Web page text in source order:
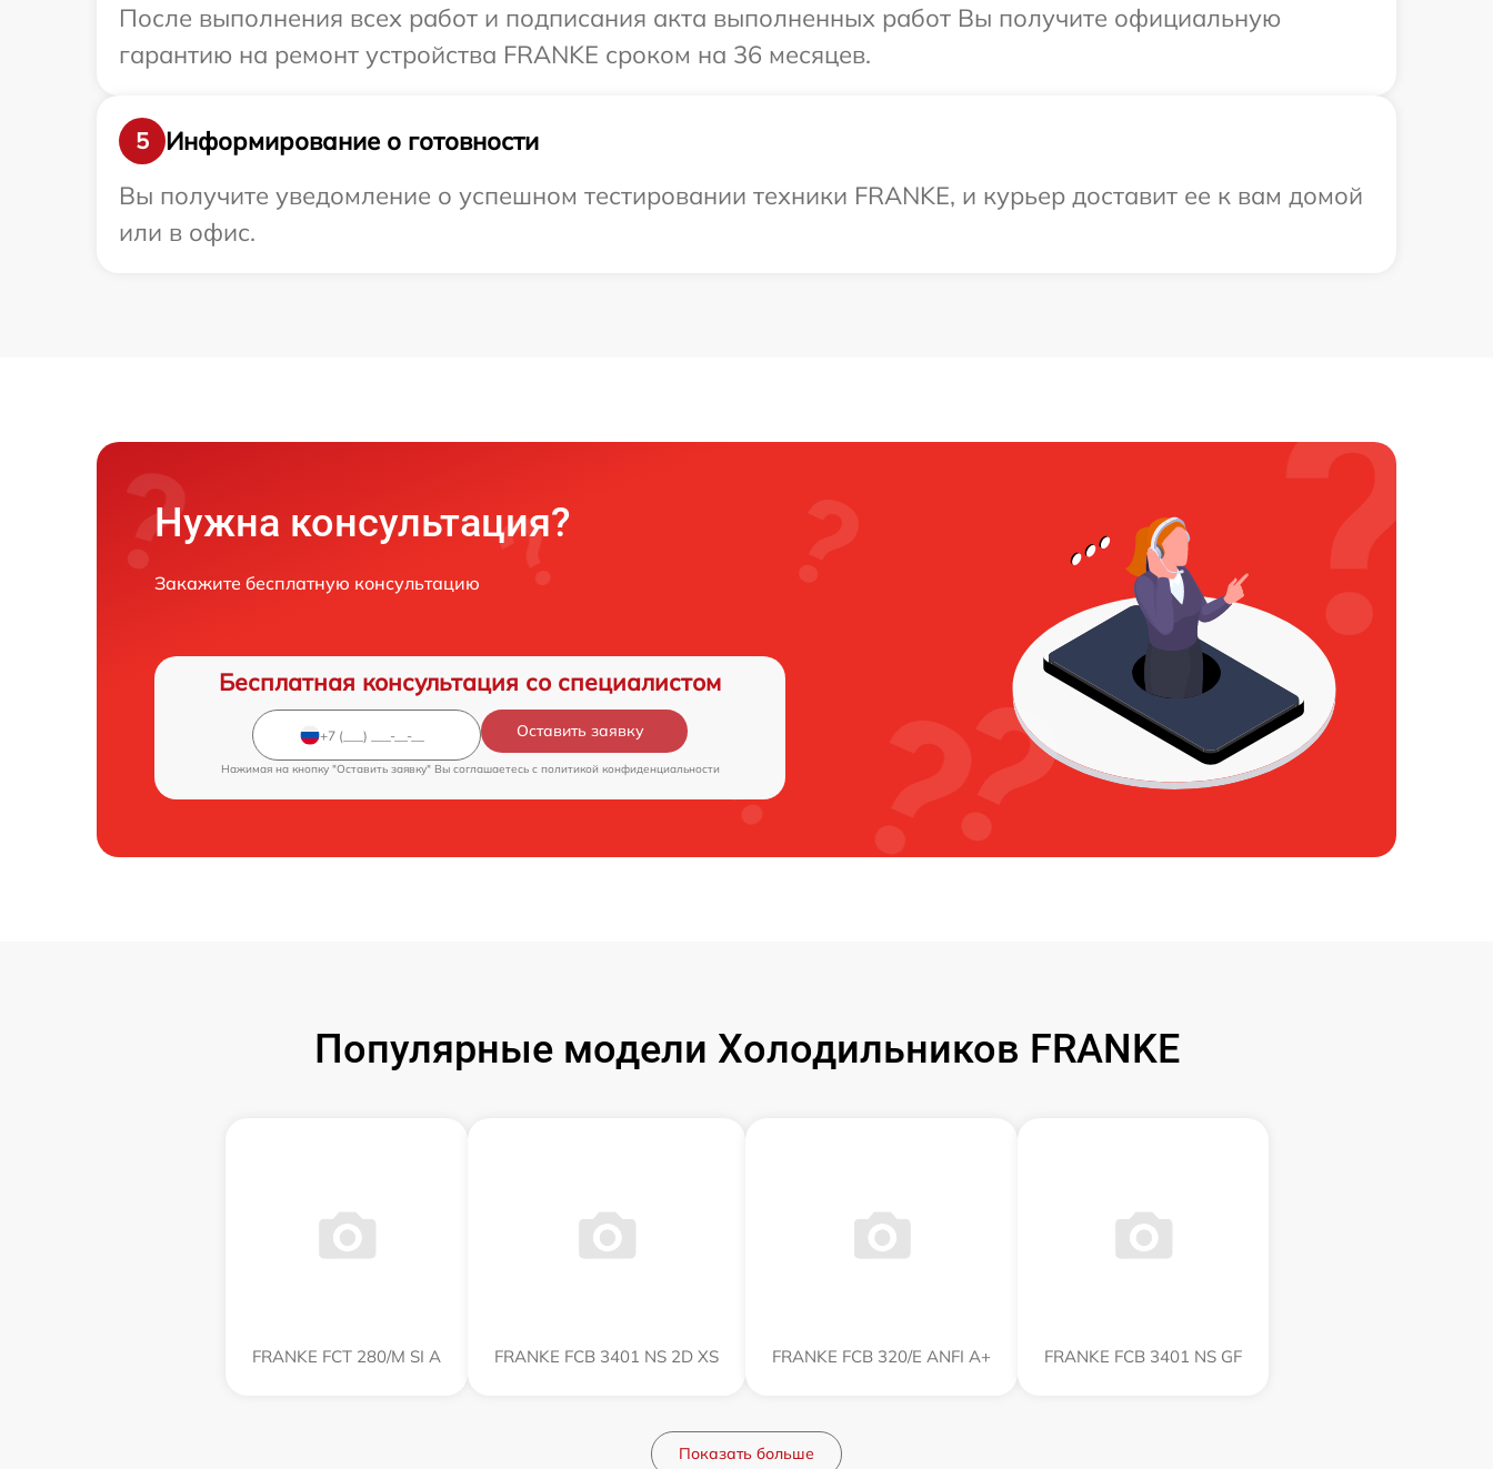
После выполнения всех работ и подписания акта выполненных работ Вы получите официальную
гарантию на ремонт устройства FRANKE сроком на 36 месяцев.
5
Информирование о готовности
Вы получите уведомление о успешном тестировании техники FRANKE, и курьер доставит ее к вам домой
или в офис.
Нужна консультация?
Закажите бесплатную консультацию
Бесплатная консультация со специалистом
Оставить заявку
Нажимая на кнопку "Оставить заявку" Вы соглашаетесь c политикой конфиденциальности
Популярные модели Холодильников FRANKE
FRANKE FCT 280/M SI A FRANKE FCB 3401 NS 2D XS FRANKE FCB 320/E ANFI A+ FRANKE FCB 3401 NS GF
Показать больше